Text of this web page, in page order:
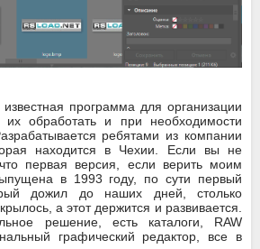
известная программа для организации
обработать и при необходимости
ребятами из компании
находится в Чехии. Если вы не
первая версия, если верить моим
в 1993 году, по сути первый
дожил до наших дней, столько
а этот держится и развивается.
решение, есть каталоги, RAW
графический редактор, все в